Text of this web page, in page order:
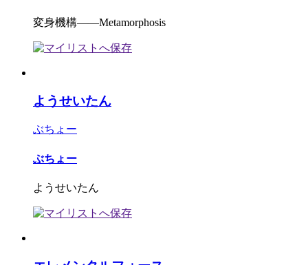
変身機構――Metamorphosis
ようせいたん
ぶちょー
ぶちょー
ようせいたん